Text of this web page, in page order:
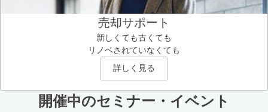
売却サポート
新しくても古くても
リノベされていなくても
詳しく見る
開催中のセミナー・イベント